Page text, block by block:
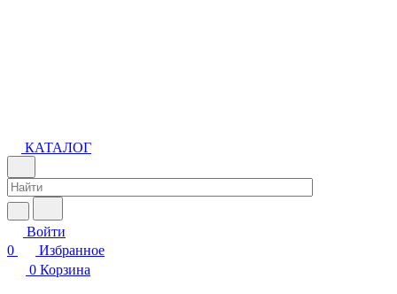
КАТАЛОГ
Войти
0
Избранное
0 Корзина